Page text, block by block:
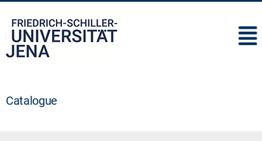
Catalogue